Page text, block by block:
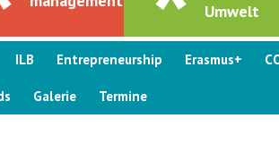
Umwelt
ILB Entrepreneurship Erasmus+
Galerie Termine